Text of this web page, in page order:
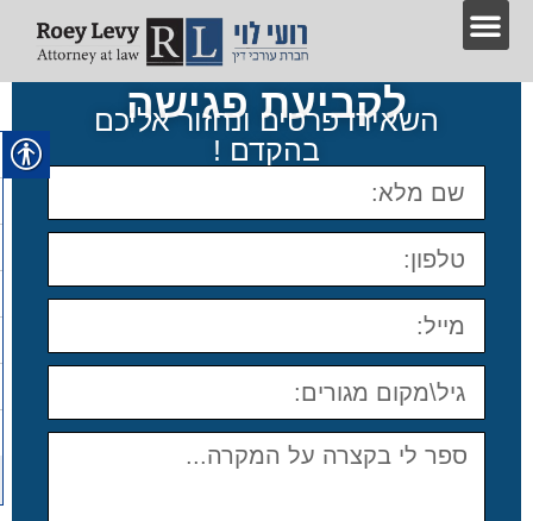
לקביעת פגישה
השאירו פרטים ונחזור אליכם
בהקדם !